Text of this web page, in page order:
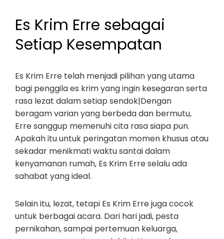
Es Krim Erre sebagai
Setiap Kesempatan
Es Krim Erre telah menjadi pilihan yang utama
bagi penggila es krim yang ingin kesegaran serta
rasa lezat dalam setiap sendok|Dengan
beragam varian yang berbeda dan bermutu,
Erre sanggup memenuhi cita rasa siapa pun.
Apakah itu untuk peringatan momen khusus atau
sekadar menikmati waktu santai dalam
kenyamanan rumah, Es Krim Erre selalu ada
sahabat yang ideal.
Selain itu, lezat, tetapi Es Krim Erre juga cocok
untuk berbagai acara. Dari hari jadi, pesta
pernikahan, sampai pertemuan keluarga,